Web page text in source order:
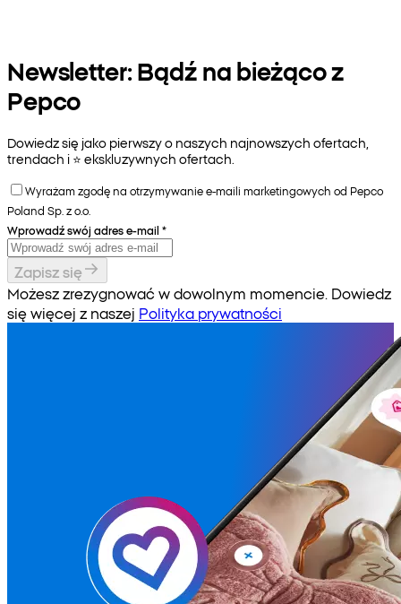
Newsletter: Bądź na bieżąco z
Pepco
Dowiedz się jako pierwszy o naszych najnowszych ofertach,
trendach i ⭐️ ekskluzywnych ofertach.
Wyrażam zgodę na otrzymywanie e-maili marketingowych od Pepco
Poland Sp. z o.o.
Wprowadź swój adres e-mail *
Zapisz się
Możesz zrezygnować w dowolnym momencie. Dowiedz
się więcej z naszej Polityka prywatności